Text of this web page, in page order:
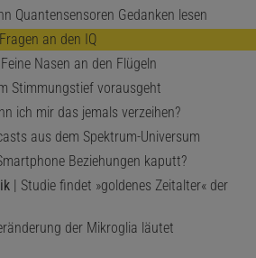
Quantensensoren Gedanken lesen
an den IQ
Nasen an den Flügeln
Stimmungstief vorausgeht
ich mir das jemals verzeihen?
aus dem Spektrum-Universum
Beziehungen kaputt?
| Studie findet »goldenes Zeitalter« der
der Mikroglia läutet